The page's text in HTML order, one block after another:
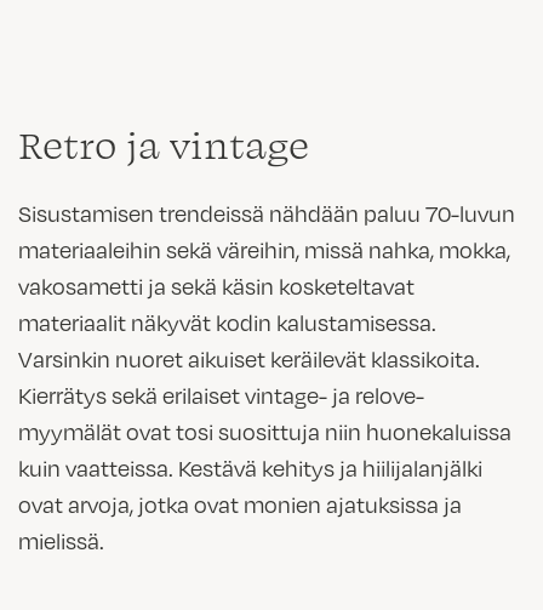
Retro ja vintage
Sisustamisen trendeissä nähdään paluu 70-luvun
materiaaleihin sekä väreihin, missä nahka, mokka,
vakosametti ja sekä käsin kosketeltavat
materiaalit näkyvät kodin kalustamisessa.
Varsinkin nuoret aikuiset keräilevät klassikoita.
Kierrätys sekä erilaiset vintage- ja relove-
myymälät ovat tosi suosittuja niin huonekaluissa
kuin vaatteissa. Kestävä kehitys ja hiilijalanjälki
ovat arvoja, jotka ovat monien ajatuksissa ja
mielissä.